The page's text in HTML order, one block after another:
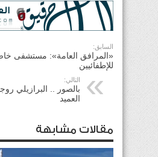
السابق:
«المرافق العامة»: مستشفى
للإطفائيين
التالي:
بالصور .. البرازيلي
العميد
مقالات مشابهة